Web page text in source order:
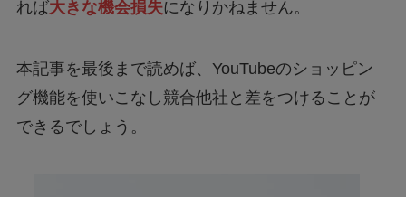
れば大きな機会損失になりかねません。
本記事を最後まで読めば、YouTubeのショッピン
グ機能を使いこなし競合他社と差をつけることが
できるでしょう。